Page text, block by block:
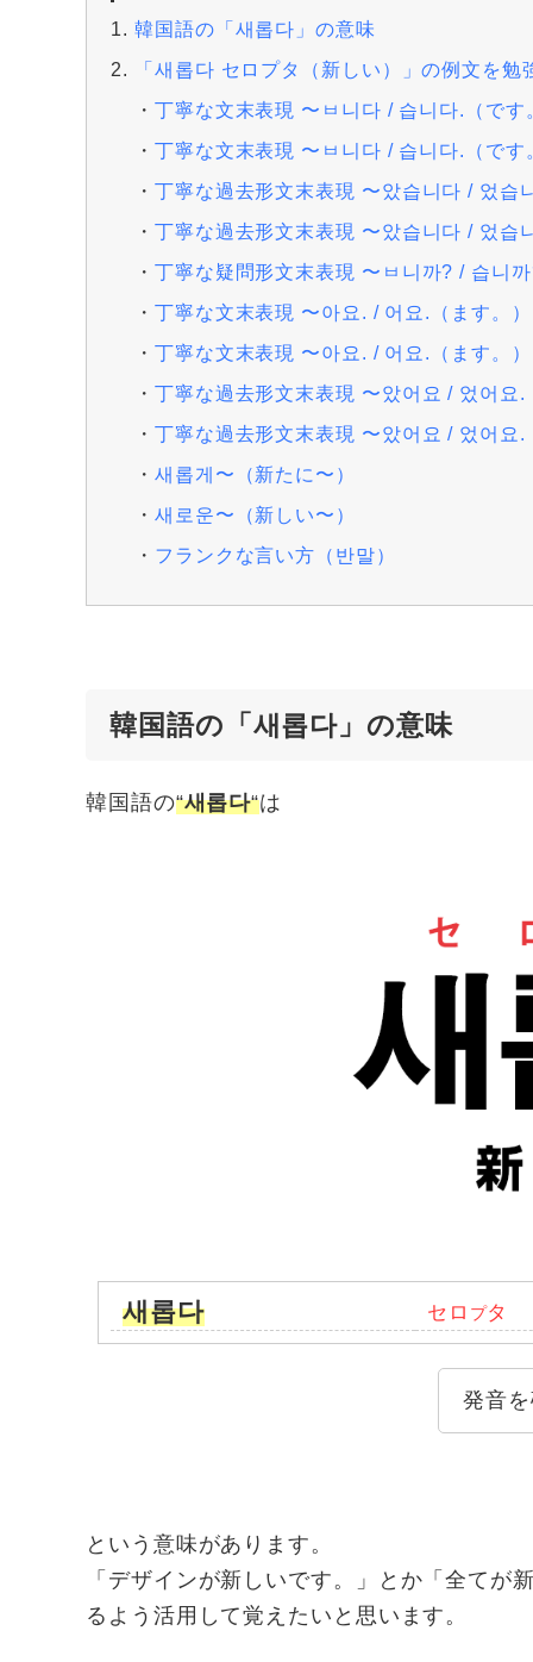
韓国語の「새롭다」の意味
「새롭다 セロプタ（新しい）」の例文を勉
丁寧な文末表現 〜ㅂ니다 / 습니다.（です
丁寧な文末表現 〜ㅂ니다 / 습니다.（です
丁寧な過去形文末表現 〜았습니다 / 었습
丁寧な過去形文末表現 〜았습니다 / 었습
丁寧な疑問形文末表現 〜ㅂ니까? / 습니
丁寧な文末表現 〜아요. / 어요.（ます。）
丁寧な文末表現 〜아요. / 어요.（ます。）
丁寧な過去形文末表現 〜았어요 / 었어요.
丁寧な過去形文末表現 〜았어요 / 었어요.
새롭게〜（新たに〜）
새로운〜（新しい〜）
フランクな言い方（반말）
韓国語の「새롭다」の意味
韓国語の“새롭다“は
새롭다 セロ プタ
発音
という意味があります。
「デザインが新しいです。」とか「全て
るよう活用して覚えたいと思います。